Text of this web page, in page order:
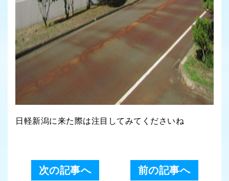
日軽新潟に来た際は注目してみてくださいね
次の記事へ 前の記事へ